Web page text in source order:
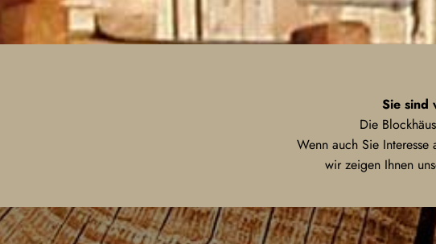
Sie sind
Die
Wenn auch Sie
wir zeigen Ihnen